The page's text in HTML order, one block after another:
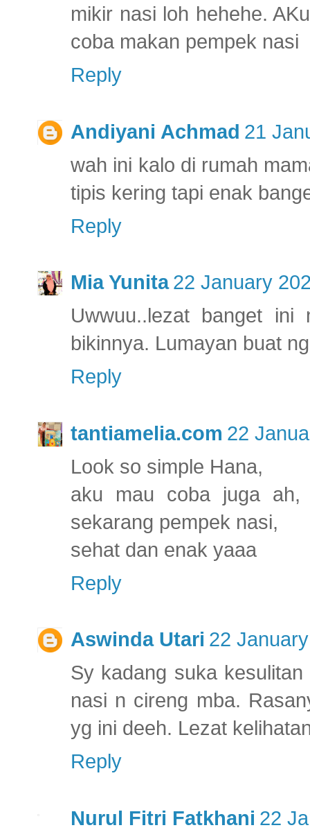
mikir nasi loh hehehe.
coba makan pempek nasi
Reply
Andiyani Achmad 21
wah ini kalo di rumah
tipis kering tapi enak
Reply
Mia Yunita 22 January
Uwwuu..lezat banget
bikinnya. Lumayan buat
Reply
tantiamelia.com 22
Look so simple Hana,
aku mau coba juga ah,
sekarang pempek nasi,
sehat dan enak yaaa
Reply
Aswinda Utari 22
Sy kadang suka
nasi n cireng mba.
yg ini deeh. Lezat
Reply
Nurul Fitri Fatkhani 22